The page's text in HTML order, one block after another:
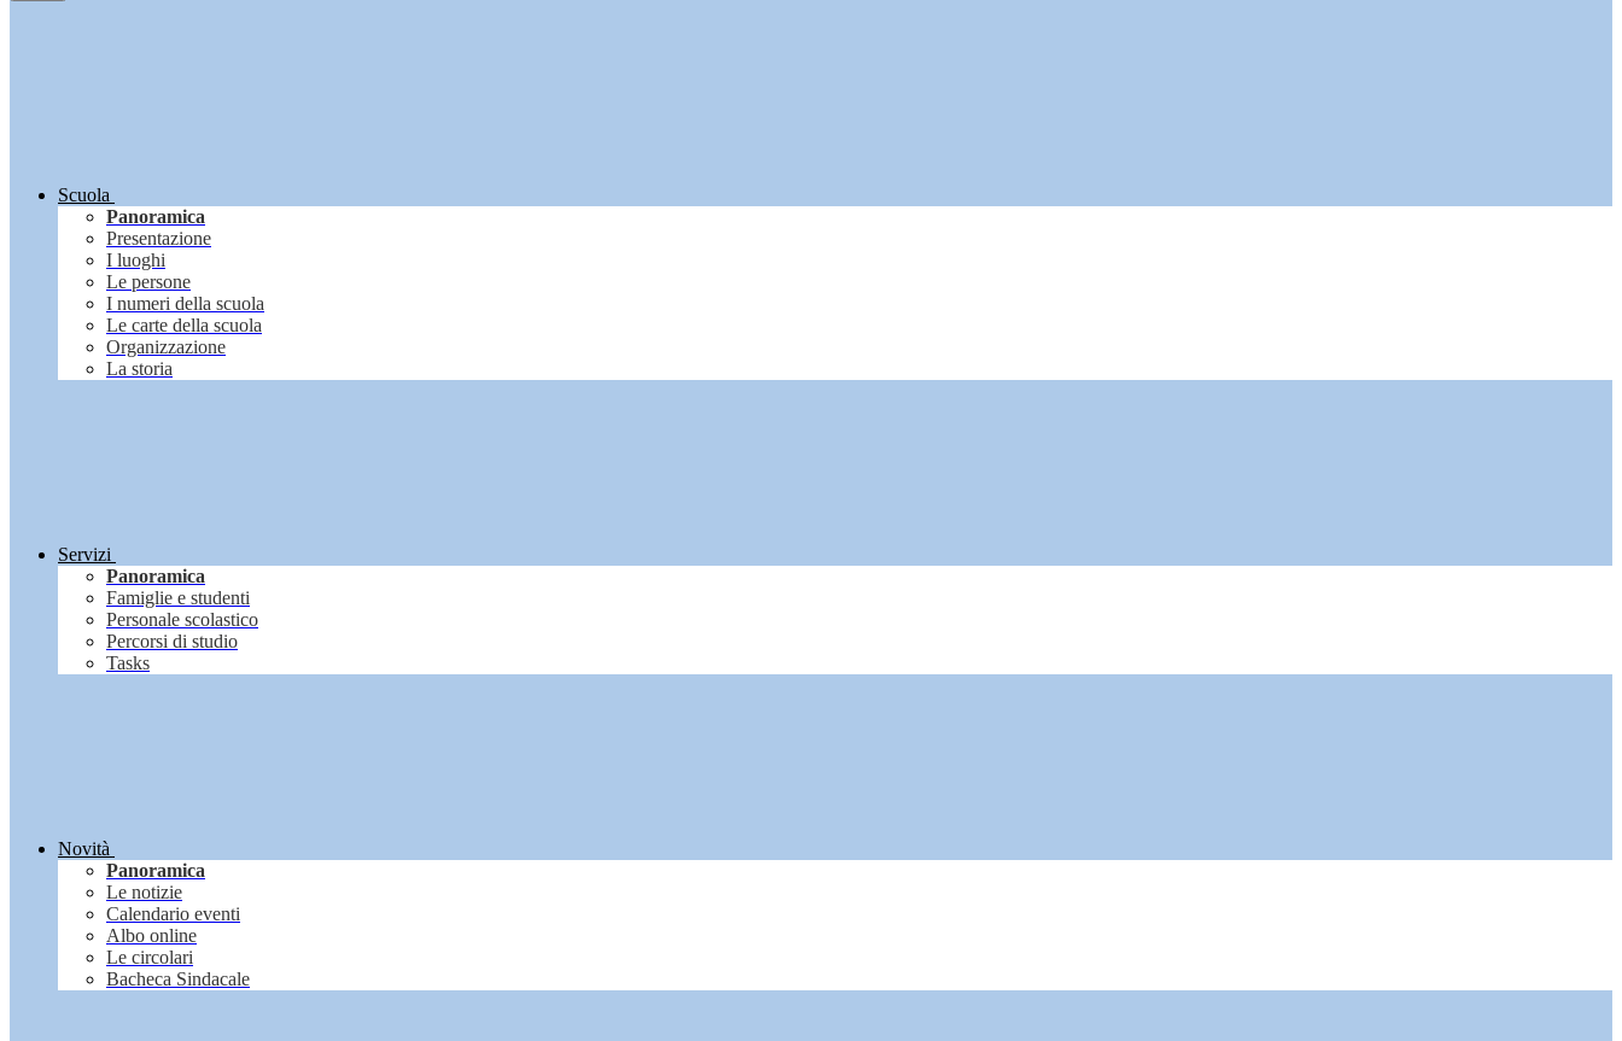
Scuola
Panoramica
Presentazione
I luoghi
Le persone
I numeri della scuola
Le carte della scuola
Organizzazione
La storia
Servizi
Panoramica
Famiglie e studenti
Personale scolastico
Percorsi di studio
Tasks
Novità
Panoramica
Le notizie
Calendario eventi
Albo online
Le circolari
Bacheca Sindacale